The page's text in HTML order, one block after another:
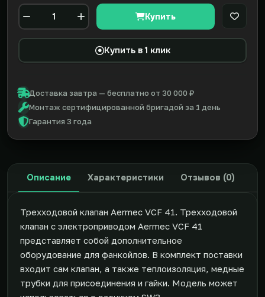
Количество
Купить В
Купить в 1 клик
Доставка завтра — бесплатно от 30 000 ₽
Монтаж сертифицированной бригадой за 1 день
Гарантия 3 года
Описание Характеристики Отзывов (0)
Трехходовой клапан Aermec VCF 41. Трехходовой
клапан с электроприводом Aermec VCF 41
представляет собой дополнительное
оборудование для фанкойлов. В комплект поставки
входит сам клапан, а также теплоизоляция, медные
трубки для присоединения и гайки. Модель может